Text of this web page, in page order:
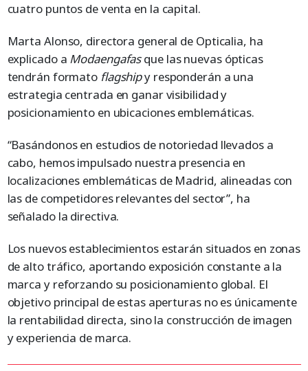
cuatro puntos de venta en la capital.
Marta Alonso, directora general de Opticalia, ha
explicado a Modaengafasque las nuevas ópticas
tendrán formato flagshipy responderán a una
estrategia centrada en ganar visibilidad y
posicionamiento en ubicaciones emblemáticas.
“Basándonos en estudios de notoriedad llevados a
cabo, hemos impulsado nuestra presencia en
localizaciones emblemáticas de Madrid, alineadas con
las de competidores relevantes del sector”, ha
señalado la directiva.
Los nuevos establecimientos estarán situados en zonas
de alto tráfico, aportando exposición constante a la
marca y reforzando su posicionamiento global. El
objetivo principal de estas aperturas no es únicamente
la rentabilidad directa, sino la construcción de imagen
y experiencia de marca.